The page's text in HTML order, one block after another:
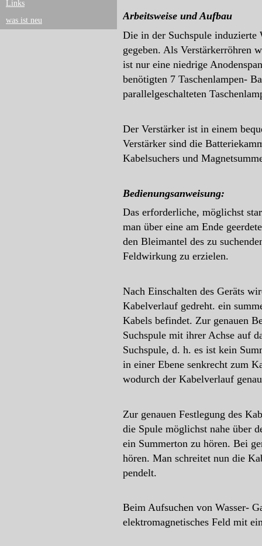
Links
was ist neu
Arbeitsweise und Aufbau
Die in der Suchspule induzierte
gegeben. Als Verstärkerröhren
ist nur eine niedrige
benötigten 7 Taschenlampen-
parallelgeschalteten
Der Verstärker ist in einem
Verstärker sind die
Kabelsuchers und
Bedienungsanweisung:
Das erforderliche, möglichst
man über eine am Ende
den Bleimantel des zu
Feldwirkung zu erzielen.
Nach Einschalten des Geräts
Kabelverlauf gedreht. ein
Kabels befindet. Zur genauen
Suchspule mit ihrer Achse auf
Suchspule, d. h. es ist kein
in einer Ebene senkrecht zum
wodurch der Kabelverlauf
Zur genauen Festlegung des
die Spule möglichst nahe über
ein Summerton zu hören. Bei
hören. Man schreitet nun die
pendelt.
Beim Aufsuchen von Wasser-
elektromagnetisches Feld mit